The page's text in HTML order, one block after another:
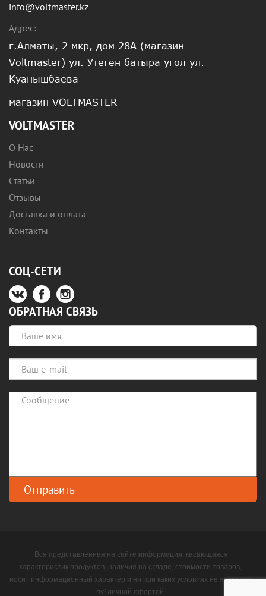
info@voltmaster.kz
Адрес:
г.Алматы, 2 мкр, дом 28А (магазин
Voltmaster) ул. Утеген батыра угол ул.
Куанышбаева
магазин VOLTMASTER
VOLTMASTER
О Нас
Новости
Статьи
Отзывы
Доставка и оплата
Контакты
СОЦ-СЕТИ
ОБРАТНАЯ СВЯЗЬ
Вся представленная на сайте информация, касающаяся
характеристик продуктов, наличия на складе, стоимости товаров,
носит информационный характер и ни при каких условиях не является
публичной офертой